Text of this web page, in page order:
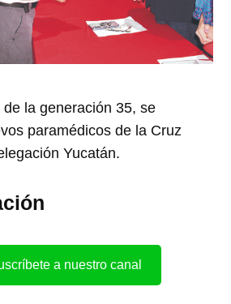
la generación 35, se
paramédicos de la Cruz
Yucatán.
a nuestro canal